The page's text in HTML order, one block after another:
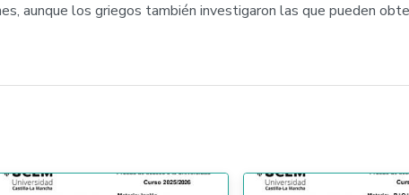
aunque los griegos también investigaron las que pueden